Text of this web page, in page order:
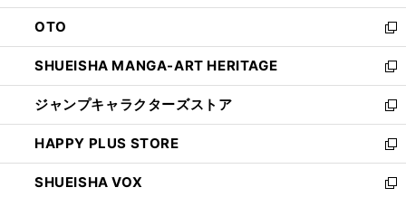
ウ
で
開
く
ン
ド
ウ
で
開
く
OTO
新
し
い
ウ
ィ
ン
ド
ウ
で
SHUEISHA MANGA-ART HERITAGE
新
し
い
ウ
ィ
ン
ド
ジャンプキャラクターズストア
新
し
い
ウ
ィ
HAPPY PLUS STORE
新
し
い
SHUEISHA VOX
新